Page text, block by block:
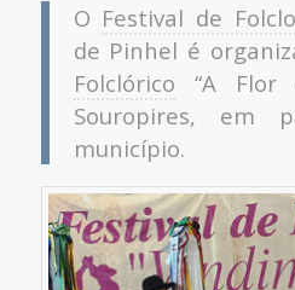
O Festival de
de Pinhel é
Folclórico “A Flor
Souropires, em
município.